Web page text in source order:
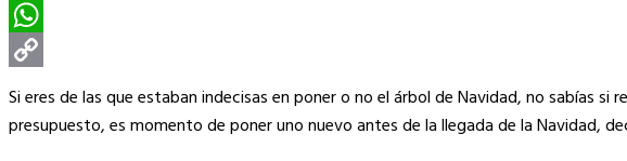
Pinterest
WhatsApp
Copy
Link
Si eres de las que estaban indecisas en poner o no el árbol de Navidad, no sabías
presupuesto, es momento de poner uno nuevo antes de la llegada de la Navidad,